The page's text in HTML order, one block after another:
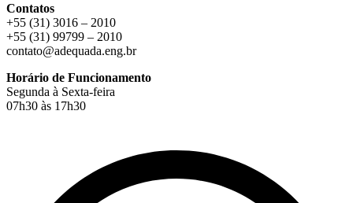
Contatos
+55 (31) 3016 – 2010
+55 (31) 99799 – 2010
contato@adequada.eng.br
Horário de Funcionamento
Segunda à Sexta-feira
07h30 às 17h30